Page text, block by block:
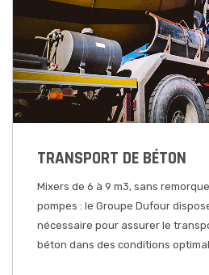
TRANSPORT DE BÉTON
Mixers de 6 à 9 m3, sans
pompes : le Groupe Dufour
nécessaire pour assurer le
béton dans des conditions